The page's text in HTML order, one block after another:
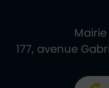
177, avenue